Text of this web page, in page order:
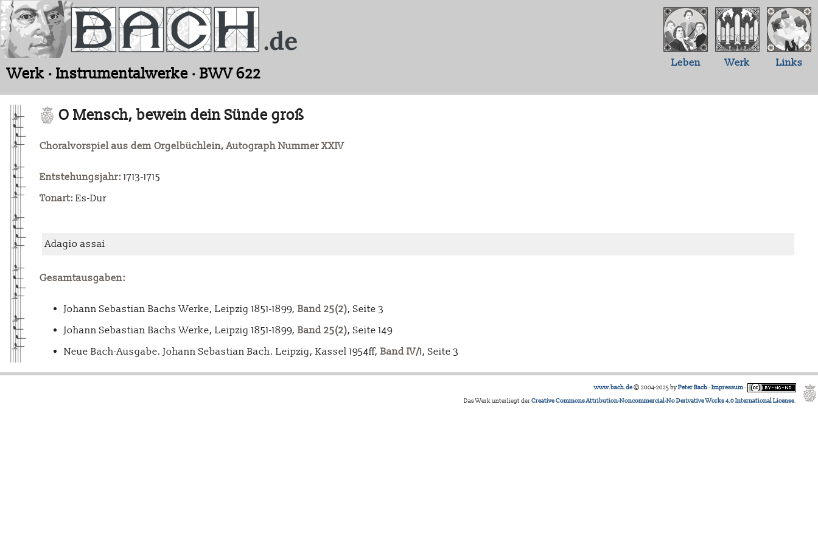
Werk · Instrumentalwerke · BWV 622
Leben Werk Links
O Mensch, bewein dein Sünde groß
Choralvorspiel aus dem Orgelbüchlein, Autograph Nummer XXIV
Entstehungsjahr: 1713-1715
Tonart: Es-Dur
Adagio assai
Gesamtausgaben:
Johann Sebastian Bachs Werke, Leipzig 1851-1899, Band 25(2), Seite 3
Johann Sebastian Bachs Werke, Leipzig 1851-1899, Band 25(2), Seite 149
Neue Bach-Ausgabe. Johann Sebastian Bach. Leipzig, Kassel 1954ff, Band IV/1, Seite 3
www.bach.de© 2004-2025 byPeter Bach· Impressum·
Das Werk unterliegt derCreative Commons Attribution-Noncommercial-No Derivative Works 4.0 International License.